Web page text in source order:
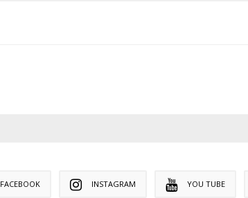
FACEBOOK INSTAGRAM YOU TUBE